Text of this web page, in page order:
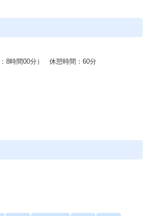
8時間00分） 休憩時間：60分